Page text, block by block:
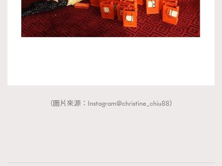
（圖片來源：Instagram@christine_chiu88）